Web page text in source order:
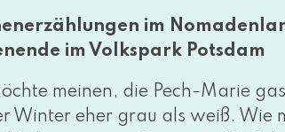
im
im Volkspark Potsdam
mei­nen, die Pech-Marie
Winter eher grau als weiß. Wie